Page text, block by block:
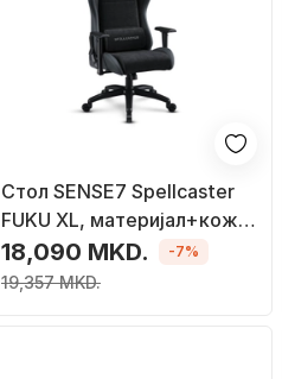
Стол SENSE7 Spellcaster
FUKU XL, материјал+кожа,
црна
18,090 MKD.
19,357 MKD.
-7%